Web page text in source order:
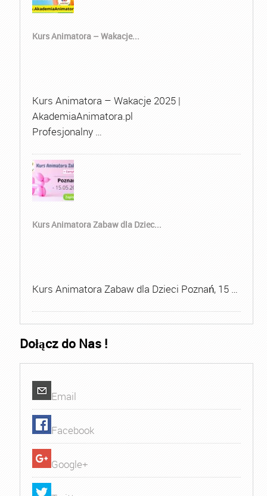
Kurs Animatora – Wakacje...
Kurs Animatora – Wakacje 2025 |
AkademiaAnimatora.pl
Profesjonalny …
Kurs Animatora Zabaw dla Dziec...
Kurs Animatora Zabaw dla Dzieci Poznań, 15 …
Dołącz do Nas !
Email
Facebook
Google+